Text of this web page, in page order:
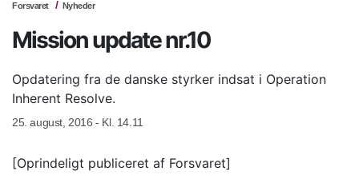
Forsvaret Nyheder
Mission update nr.10
Opdatering fra de danske styrker indsat i Operation
Inherent Resolve.
25. august, 2016 - Kl. 14.11
[Oprindeligt publiceret af Forsvaret]